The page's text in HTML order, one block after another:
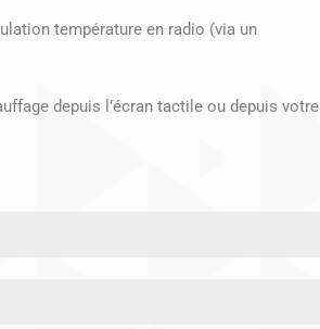
température en radio (via un
depuis l’écran tactile ou depuis votre